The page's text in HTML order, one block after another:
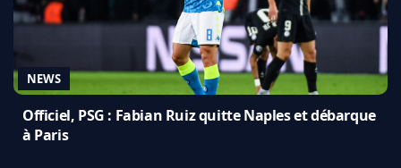
NEWS
Officiel, PSG : Fabian Ruiz quitte Naples et débarque
à Paris